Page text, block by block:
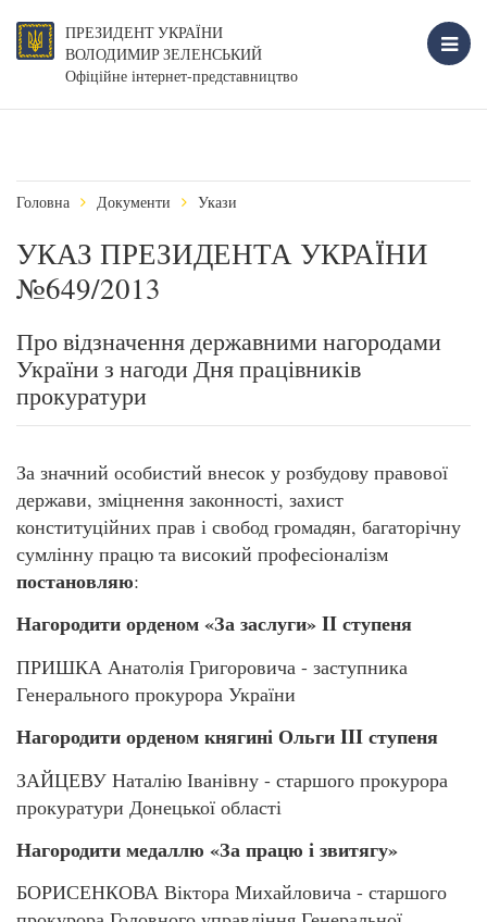
ПРЕЗИДЕНТ УКРАЇНИ
ВОЛОДИМИР ЗЕЛЕНСЬКИЙ
Офіційне інтернет-представництво
Головна Документи Укази
УКАЗ ПРЕЗИДЕНТА УКРАЇНИ
№649/2013
Про відзначення державними нагородами
України з нагоди Дня працівників
прокуратури
За значний особистий внесок у розбудову правової
держави, зміцнення законності, захист
конституційних прав і свобод громадян, багаторічну
сумлінну працю та високий професіоналізм
постановляю:
Нагородити орденом «За заслуги» II ступеня
ПРИШКА Анатолія Григоровича - заступника
Генерального прокурора України
Нагородити орденом княгині Ольги III ступеня
ЗАЙЦЕВУ Наталію Іванівну - старшого прокурора
прокуратури Донецької області
Нагородити медаллю «За працю і звитягу»
БОРИСЕНКОВА Віктора Михайловича - старшого